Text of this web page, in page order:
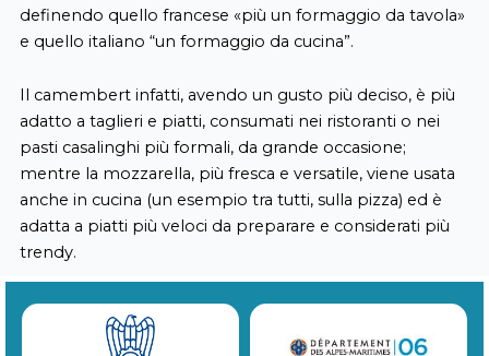
definendo quello francese «più un formaggio da tavola»
e quello italiano “un formaggio da cucina”.
Il camembert infatti, avendo un gusto più deciso, è più
adatto a taglieri e piatti, consumati nei ristoranti o nei
pasti casalinghi più formali, da grande occasione;
mentre la mozzarella, più fresca e versatile, viene usata
anche in cucina (un esempio tra tutti, sulla pizza) ed è
adatta a piatti più veloci da preparare e considerati più
trendy.